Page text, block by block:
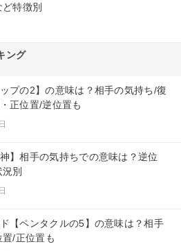
特徴別
ング
プの2】の意味は？相手の気持ち/復
正位置/逆位置も
】相手の気持ちでの意味は？逆位
別
【ペンタクルの5】の意味は？相手
/正位置も